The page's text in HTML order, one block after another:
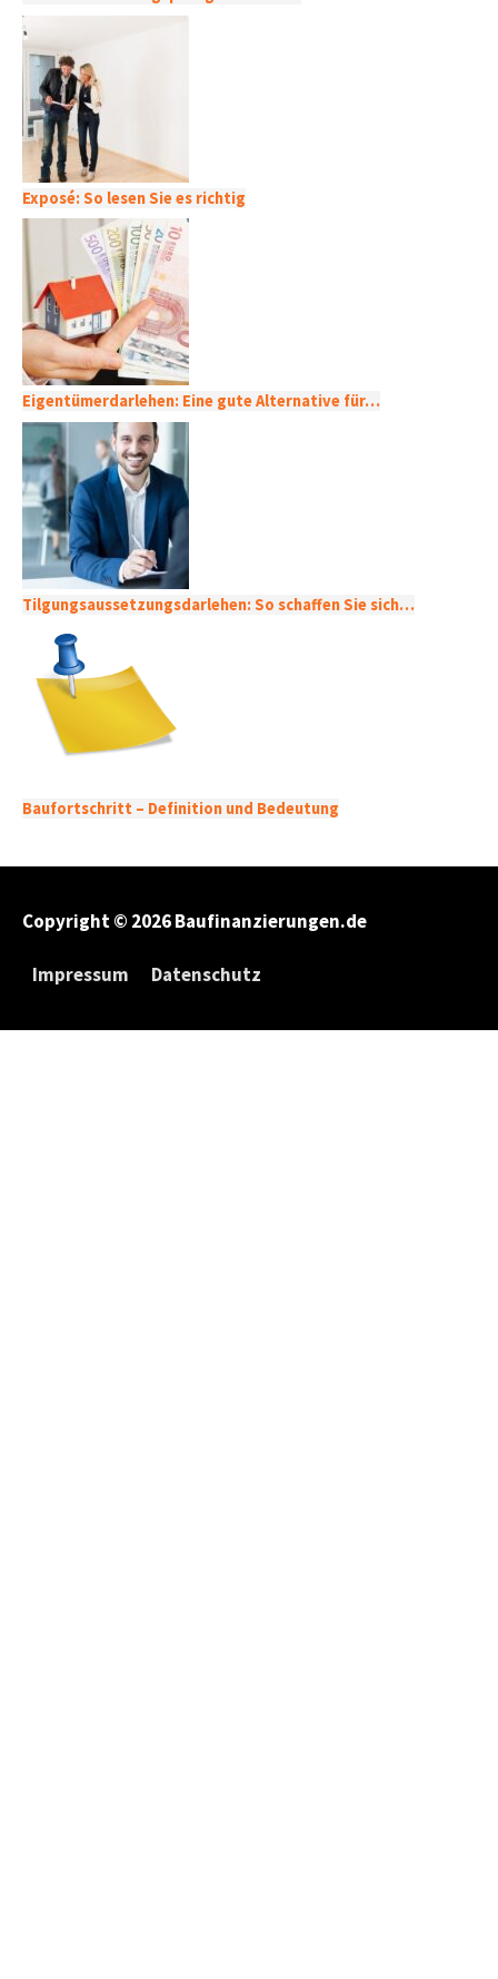
Exposé: So lesen Sie es richtig
Eigentümerdarlehen: Eine gute Alternative für…
Tilgungsaussetzungsdarlehen: So schaffen Sie sich…
Baufortschritt – Definition und Bedeutung
Copyright © 2026Baufinanzierungen.de
Impressum Datenschutz